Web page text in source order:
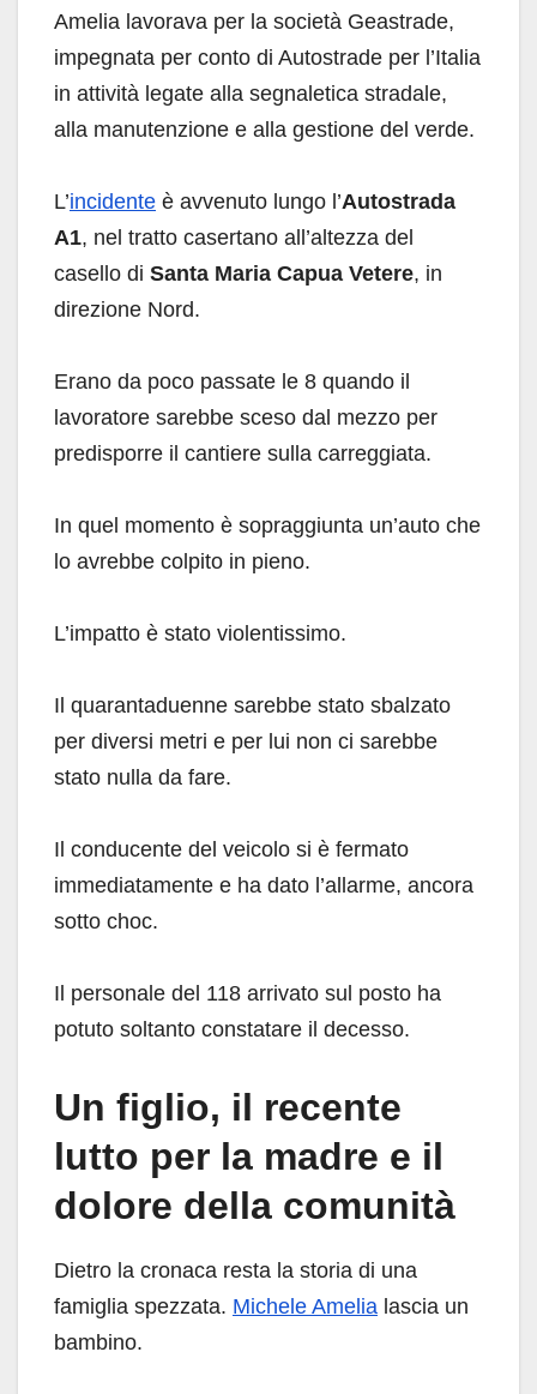
Amelia lavorava per la società Geastrade,
impegnata per conto di Autostrade per l’Italia
in attività legate alla segnaletica stradale,
alla manutenzione e alla gestione del verde.
L’incidente è avvenuto lungo l’Autostrada
A1, nel tratto casertano all’altezza del
casello di Santa Maria Capua Vetere, in
direzione Nord.
Erano da poco passate le 8 quando il
lavoratore sarebbe sceso dal mezzo per
predisporre il cantiere sulla carreggiata.
In quel momento è sopraggiunta un’auto che
lo avrebbe colpito in pieno.
L’impatto è stato violentissimo.
Il quarantaduenne sarebbe stato sbalzato
per diversi metri e per lui non ci sarebbe
stato nulla da fare.
Il conducente del veicolo si è fermato
immediatamente e ha dato l’allarme, ancora
sotto choc.
Il personale del 118 arrivato sul posto ha
potuto soltanto constatare il decesso.
Un figlio, il recente
lutto per la madre e il
dolore della comunità
Dietro la cronaca resta la storia di una
famiglia spezzata. Michele Amelia lascia un
bambino.